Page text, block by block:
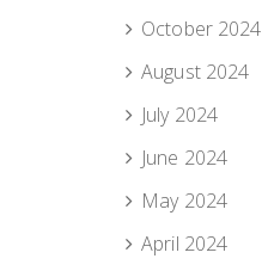
October 2024
August 2024
July 2024
June 2024
May 2024
April 2024